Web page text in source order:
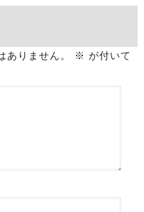
りません。 ※ が付いて